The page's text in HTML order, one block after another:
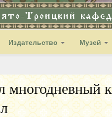
Троицкий
Издательство Музей
многодневный